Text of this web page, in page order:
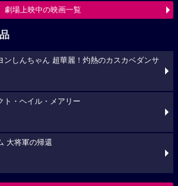
劇場上映中の映画一覧
ンしんちゃん 超華麗！灼熱のカスカベダンサ
ト・ヘイル・メアリー
大将軍の帰還